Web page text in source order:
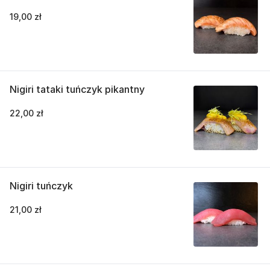
19,00 zł
Nigiri tataki tuńczyk pikantny
22,00 zł
Nigiri tuńczyk
21,00 zł